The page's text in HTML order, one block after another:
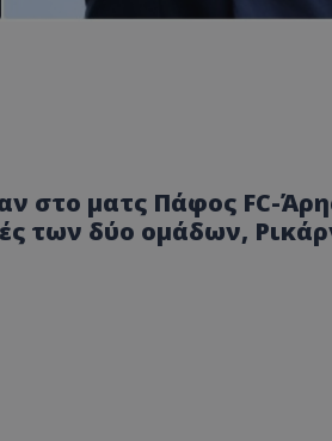
στο ματς Πάφος FC-
των δύο ομάδων,